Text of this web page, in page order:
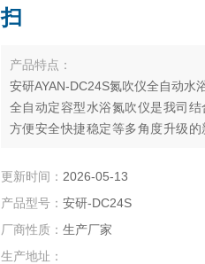
扫
产品特点：
安研AYAN-DC24S氮吹仪全自动水
全自动定容型水浴氮吹仪是我司
方便安全快捷稳定等多角度升级
现了全自动化的定量及批量浓缩，
更新时间： 2026-05-13
产品型号： 安研-DC24S
厂商性质： 生产厂家
生产地址：